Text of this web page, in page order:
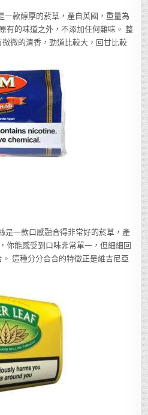
款醇厚的菸草，產自英國，重量為
有的味道之外，不添加任何雜味。 整
微的清香，勁道比較大，回甘比較
是一款口感融合得非常好的菸草，產
你能感受到口味非常單一，但細細回
這種分分合合的特徵正是維吉尼亞